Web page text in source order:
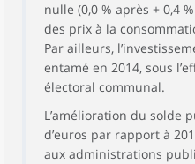
nulle (0,0 % après + 0,4
des prix à la
Par ailleurs,
entamé en 2014, sous
électoral communal.
L’amélioration du solde
d’euros par rapport à
aux administrations